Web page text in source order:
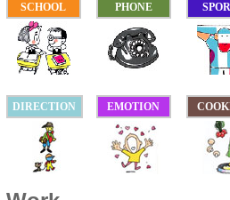
SCHOOL PHONE
DIRECTION EMOTION